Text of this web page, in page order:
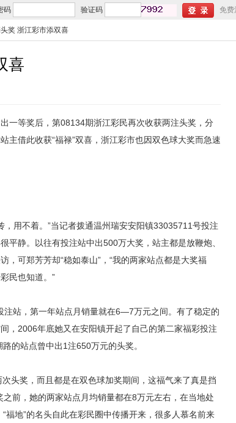
码 验证码 免费
奖 浙江彩市添双喜
喜
一等奖后，第08134期浙江彩民再次收获两注头奖，分
主借此收获“福禄”双喜，浙江彩市也因双色球大奖而急速
用不着。”当记者拨通温州瑞安安阳镇33035711号投注
平静。以往有投注站中出500万大奖，站主都是放鞭炮、
，可郑芳芳却“稳如泰山”，“我的两家站点都是大奖福
民也知道。”
站，第一年站点月销量就在6—7万元之间。有了稳定的
，2006年底她又在安阳镇开起了自己的第二家福彩投注
的站点曾中出1注650万元的头奖。
头奖，而且都是在双色球加奖期间，这福气来了真是挡
前，她的两家站点月均销量都在8万元左右，在当地处
福地”的名头自此在彩民圈中传播开来，很多人慕名前来